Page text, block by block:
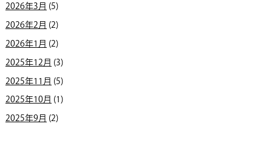
2026年3月(5)
2026年2月(2)
2026年1月(2)
2025年12月 (3)
2025年11月 (5)
2025年10月(1)
2025年9月(2)